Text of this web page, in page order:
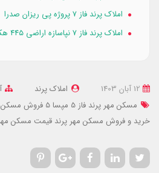
املاک پرند فاز ۷ پروژه پی ریزان صدرا
املاک پرند فاز ۷ نپاسازه اراضی ۴۴۵ هکتاری
املاک پرند
مسکن مهر پرند فاز 5 مپسا 5
فروش مسکن
خرید و فروش مسکن مهر پرند قیمت مسکن